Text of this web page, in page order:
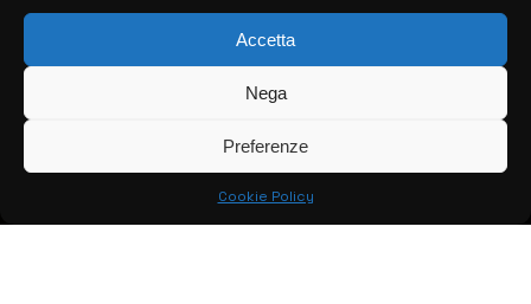
Accetta
Nega
Preferenze
Cookie Policy
> EDIZIONI LOCALI